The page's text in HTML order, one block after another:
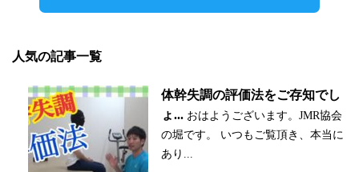
人気の記事一覧
体幹失調の評価法をご存知でし
ょ... おはようございます。JMR協会
の堀です。 いつもご覧頂き、本当に
あり...